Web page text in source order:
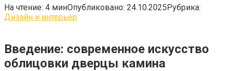
На чтение: 4 минОпубликовано: 24.10.2025Рубрика:
Дизайн и интерьер
Введение: современное искусство
облицовки дверцы камина